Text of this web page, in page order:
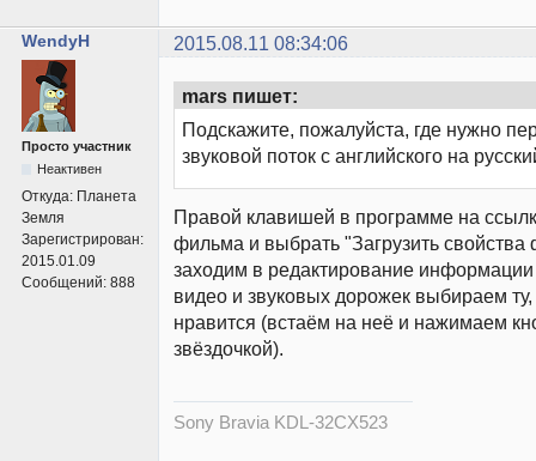
WendyH 2015.08.11 08:34:06
Просто участник
Неактивен
Откуда: Планета
Земля
Зарегистрирован:
2015.01.09
Сообщений: 888
mars пишет:
Подскажите, пожалуйста, где нужно
звуковой поток с английского на
Правой клавишей в программе на
фильма и выбрать "Загрузить
заходим в редактирование информации
видео и звуковых дорожек выбираем
нравится (встаём на неё и нажимаем
звёздочкой).
Sony Bravia KDL-32CX523